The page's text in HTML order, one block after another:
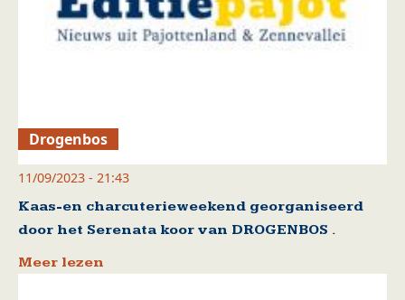
Drogenbos
11/09/2023 - 21:43
Kaas-en charcuterieweekend georganiseerd
door het Serenata koor van DROGENBOS .
Meer lezen